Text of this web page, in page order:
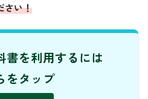
さい！
書を利用するには
をタップ